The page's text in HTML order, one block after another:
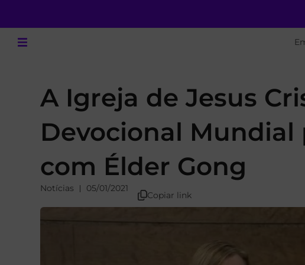
A Igreja de Jesus
Devocional Mundial
com Élder Gong
Notícias 05/01/2021
Copiar link